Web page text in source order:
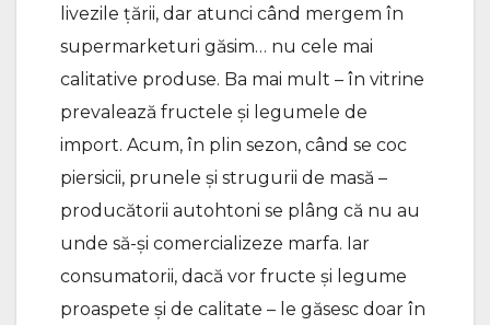
livezile țării, dar atunci când mergem în
supermarketuri găsim… nu cele mai
calitative produse. Ba mai mult – în vitrine
prevalează fructele și legumele de
import. Acum, în plin sezon, când se coc
piersicii, prunele și strugurii de masă –
producătorii autohtoni se plâng că nu au
unde să-și comercializeze marfa. Iar
consumatorii, dacă vor fructe și legume
proaspete și de calitate – le găsesc doar în